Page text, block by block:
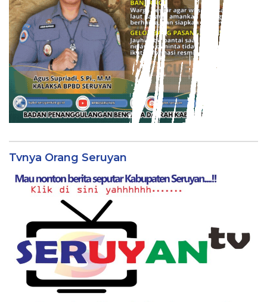
Tvnya Orang Seruyan